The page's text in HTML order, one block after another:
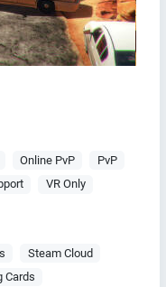
Online PvP
PvP
VR Only
Steam Cloud
Cards